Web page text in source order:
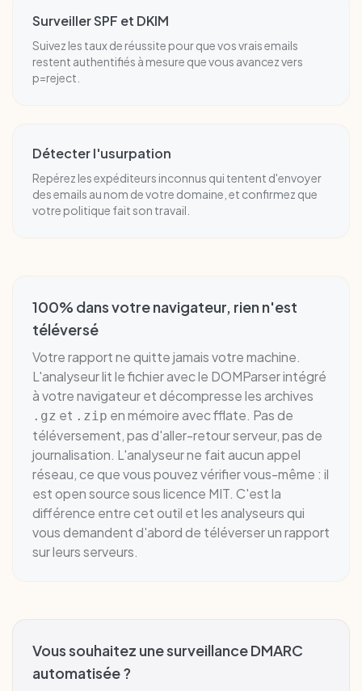
Surveiller SPF et DKIM
Suivez les taux de réussite pour que vos vrais emails
restent authentifiés à mesure que vous avancez vers
p=reject.
Détecter l'usurpation
Repérez les expéditeurs inconnus qui tentent d'envoyer
des emails au nom de votre domaine, et confirmez que
votre politique fait son travail.
100% dans votre navigateur, rien n'est
téléversé
Votre rapport ne quitte jamais votre machine.
L'analyseur lit le fichier avec le DOMParser intégré
à votre navigateur et décompresse les archives
.gz et .zip en mémoire avec fflate. Pas de
téléversement, pas d'aller-retour serveur, pas de
journalisation. L'analyseur ne fait aucun appel
réseau, ce que vous pouvez vérifier vous-même : il
est open source sous licence MIT. C'est la
différence entre cet outil et les analyseurs qui
vous demandent d'abord de téléverser un rapport
sur leurs serveurs.
Vous souhaitez une surveillance DMARC
automatisée ?